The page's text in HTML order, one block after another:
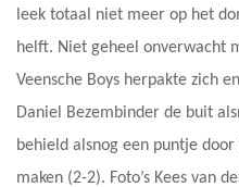
leek totaal niet meer op het
helft. Niet geheel onverwacht
Veensche Boys herpakte zich
Daniel Bezembinder de buit
behield alsnog een puntje
maken (2-2). Foto’s Kees van